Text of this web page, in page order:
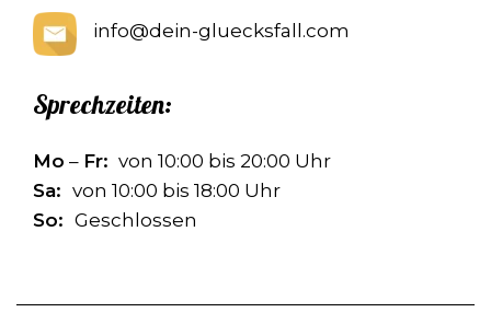
info@dein-gluecksfall.com
Sprechzeiten:
Mo – Fr: von 10:00 bis 20:00 Uhr
Sa: von 10:00 bis 18:00 Uhr
So: Geschlossen